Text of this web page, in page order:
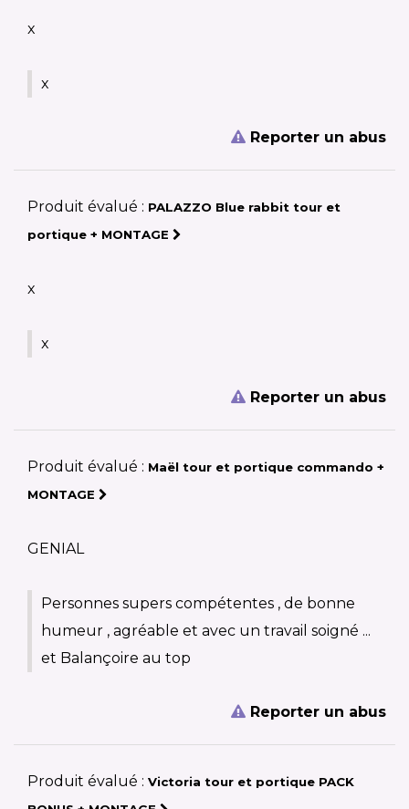
x
x
Reporter un abus
Produit évalué : PALAZZO Blue rabbit tour et
portique + MONTAGE
x
x
Reporter un abus
Produit évalué : Maël tour et portique commando +
MONTAGE
GENIAL
Personnes supers compétentes , de bonne
humeur , agréable et avec un travail soigné ...
et Balançoire au top
Reporter un abus
Produit évalué : Victoria tour et portique PACK